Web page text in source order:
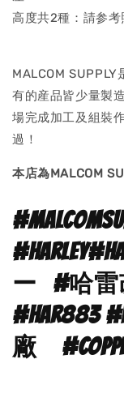
高度共2種：請参考
MALCOM
有的産品皆少量製
場完成加工及組裝
過！
本店為MALCOM
ー #哈雷
#har883
廠